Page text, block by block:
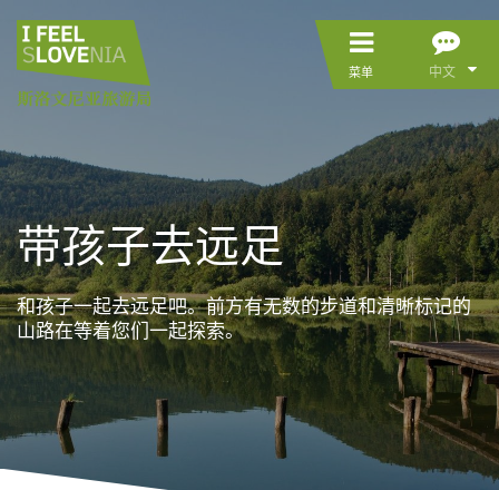
菜单 中文
带孩子去远足
和孩子一起去远足吧。前方有无数的步道和清晰标记的
山路在等着您们一起探索。